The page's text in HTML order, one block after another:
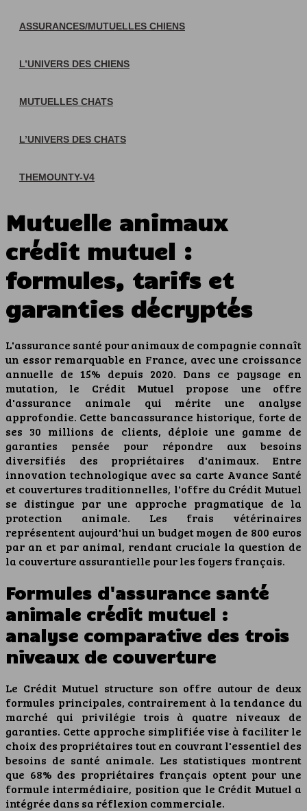
ASSURANCES/MUTUELLES CHIENS
L’UNIVERS DES CHIENS
MUTUELLES CHATS
L’UNIVERS DES CHATS
THEMOUNTY-V4
Mutuelle animaux
crédit mutuel :
formules, tarifs et
garanties décryptés
L'assurance santé pour animaux de compagnie connaît
un essor remarquable en France, avec une croissance
annuelle de 15% depuis 2020. Dans ce paysage en
mutation, le Crédit Mutuel propose une offre
d'assurance animale qui mérite une analyse
approfondie. Cette bancassurance historique, forte de
ses 30 millions de clients, déploie une gamme de
garanties pensée pour répondre aux besoins
diversifiés des propriétaires d'animaux. Entre
innovation technologique avec sa carte Avance Santé
et couvertures traditionnelles, l'offre du Crédit Mutuel
se distingue par une approche pragmatique de la
protection animale. Les frais vétérinaires
représentent aujourd'hui un budget moyen de 800 euros
par an et par animal, rendant cruciale la question de
la couverture assurantielle pour les foyers français.
Formules d'assurance santé
animale crédit mutuel :
analyse comparative des trois
niveaux de couverture
Le Crédit Mutuel structure son offre autour de deux
formules principales, contrairement à la tendance du
marché qui privilégie trois à quatre niveaux de
garanties. Cette approche simplifiée vise à faciliter le
choix des propriétaires tout en couvrant l'essentiel des
besoins de santé animale. Les statistiques montrent
que 68% des propriétaires français optent pour une
formule intermédiaire, position que le Crédit Mutuel a
intégrée dans sa réflexion commerciale.